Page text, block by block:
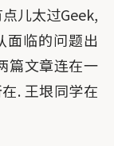
儿太过Geek,
面临的问题出
篇文章连在一
. 王垠同学在